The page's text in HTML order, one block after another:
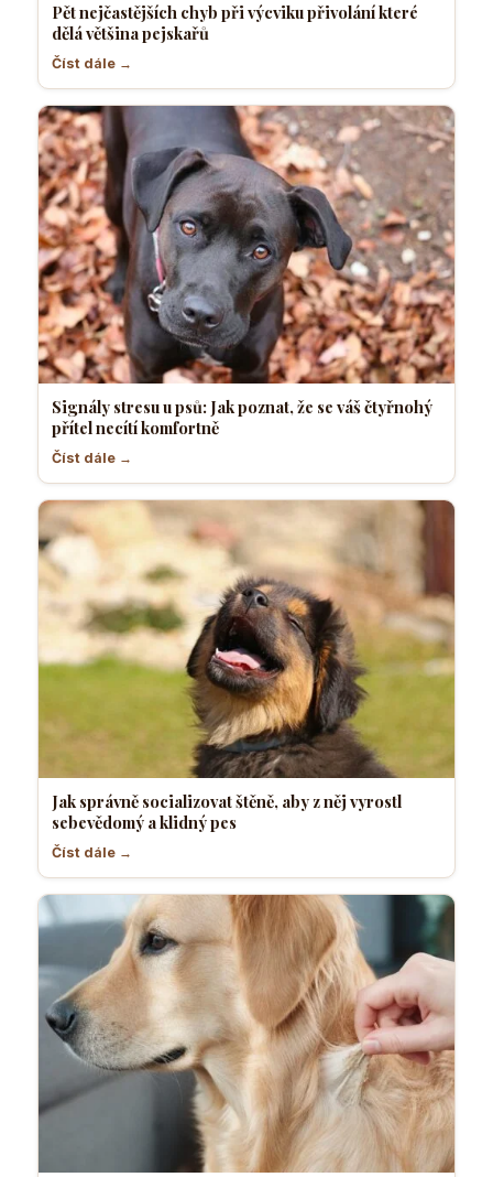
Pět nejčastějších chyb při výcviku přivolání které
dělá většina pejskařů
Číst dále →
Signály stresu u psů: Jak poznat, že se váš čtyřnohý
přítel necítí komfortně
Číst dále →
Jak správně socializovat štěně, aby z něj vyrostl
sebevědomý a klidný pes
Číst dále →